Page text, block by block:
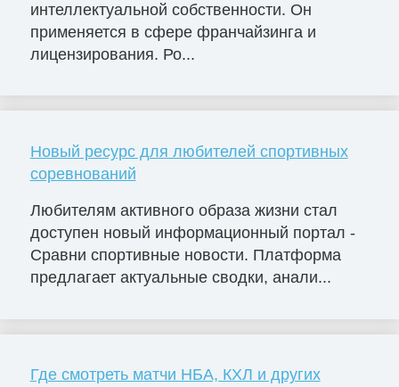
интеллектуальной собственности. Он
применяется в сфере франчайзинга и
лицензирования. Ро...
Новый ресурс для любителей спортивных
соревнований
Любителям активного образа жизни стал
доступен новый информационный портал -
Сравни спортивные новости. Платформа
предлагает актуальные сводки, анали...
Где смотреть матчи НБА, КХЛ и других